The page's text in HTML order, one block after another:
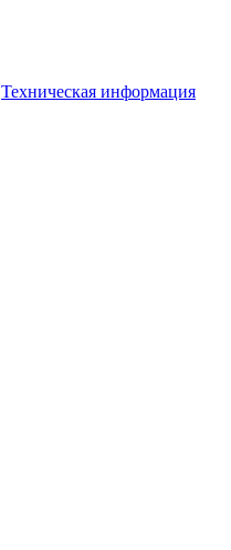
Техническая информация